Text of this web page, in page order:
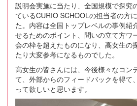
説明会実施に当たり、全国規模で探究
ているCURIO SCHOOLの担当者の方
た。内容は全国トップレベルの事例紹
せるためのポイント、問いの立て方ワ
会の枠を超えたものになり、高女生の
たり大変参考になるものでした。
高女生の皆さんには、今後様々なコン
て、外部からのフィードバックを得て
って欲しいと思います。